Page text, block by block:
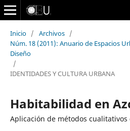
Inicio / Archivos /
Núm. 18 (2011): Anuario de Espacios
Diseño
/
IDENTIDADES Y CULTURA URBANA
Habitabilidad en
Aplicación de métodos cualitativos